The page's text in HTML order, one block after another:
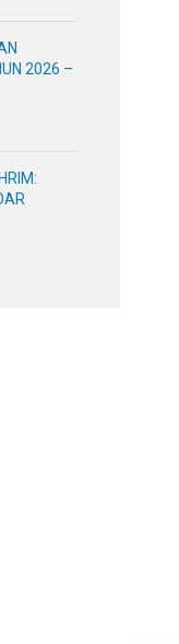
2026 –